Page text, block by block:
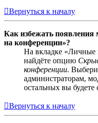
Вернуться к началу
Как избежать появления
на конференции»?
На вкладке «Личные
найдёте опцию
конференции.
администраторам,
остальных вы
Вернуться к началу